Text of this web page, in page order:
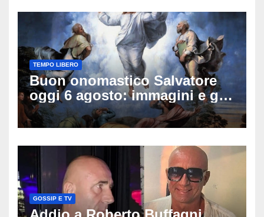
TEMPO LIBERO
Buon onomastico Salvatore
oggi 6 agosto: immagini e gif
di auguri da condividere
GOSSIP E TV